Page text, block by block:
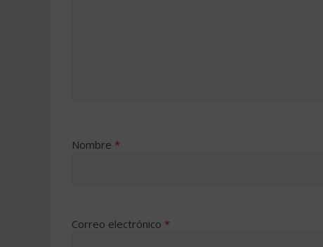
Nombre *
Correo electrónico *